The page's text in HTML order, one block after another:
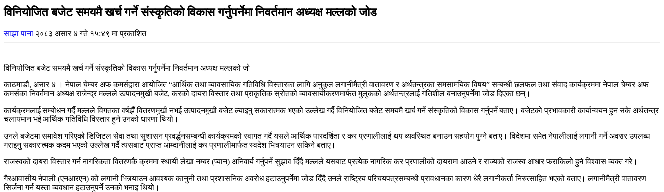
विनियोजित बजेट समयमै खर्च गर्ने संस्कृतिको विकास गर्नुपर्नेमा निवर्तमान अध्यक्ष मल्लको जोड
साझा पाना २०८३ असार ४ गते १५:४९ मा प्रकाशित
विनियोजित बजेट समयमै खर्च गर्ने संस्कृतिको विकास गर्नुपर्नेमा निवर्तमान अध्यक्ष मल्लको जो
काठमाडौं, असार ४ । नेपाल चेम्बर अफ कमर्सद्वारा आयोजित “आर्थिक तथा व्यावसायिक गतिविधि विस्तारका लागि अनुकूल लगानीमैत्री वातावरण र अर्थतन्त्रका समसामयिक विषय” सम्बन्धी छलफल तथा संवाद कार्यक्रममा नेपाल चेम्बर अफ
कमर्सका निवर्तमान अध्यक्ष राजेन्द्र मल्लले उत्पादनमुखी बजेट, करको दायरा विस्तार तथा प्राकृतिक स्रोतको व्यावसायीकरणमार्फत मुलुकको अर्थतन्त्रलाई गतिशील बनाउनुपर्नेमा जोड दिएका छन्।
कार्यक्रमलाई सम्बोधन गर्दै मल्लले विगतका वर्षझैँ वितरणमुखी नभई उत्पादनमुखी बजेट ल्याइनु सकारात्मक भएको उल्लेख गर्दै विनियोजित बजेट समयमै खर्च गर्ने संस्कृतिको विकास गर्नुपर्ने बताए। बजेटको प्रभावकारी कार्यान्वयन हुन सके अर्थतन्त्र
चलायमान भई आर्थिक गतिविधि विस्तार हुने उनको धारणा थियो।
उनले बजेटमा समावेश गरिएको डिजिटल सेवा तथा सुशासन प्रवर्द्धनसम्बन्धी कार्यक्रमको स्वागत गर्दै यसले आर्थिक पारदर्शिता र कर प्रणालीलाई थप व्यवस्थित बनाउन सहयोग पुग्ने बताए। विदेशमा समेत नेपालीलाई लगानी गर्ने अवसर उपलब्ध
गराइनु सकारात्मक कदम भएको उल्लेख गर्दै त्यसबाट प्राप्त आम्दानीलाई कर प्रणालीमार्फत स्वदेश भित्र्याउन सकिने बताए।
राजस्वको दायरा विस्तार गर्न नागरिकता वितरणकै क्रममा स्थायी लेखा नम्बर (प्यान) अनिवार्य गर्नुपर्ने सुझाव दिँदै मल्लले यसबाट प्रत्येक नागरिक कर प्रणालीको दायरामा आउने र राज्यको राजस्व आधार फराकिलो हुने विश्वास व्यक्त गरे।
गैरआवासीय नेपाली (एनआरएन) को लगानी भित्र्याउन आवश्यक कानुनी तथा प्रशासनिक अवरोध हटाउनुपर्नेमा जोड दिँदै उनले राष्ट्रिय परिचयपत्रसम्बन्धी प्रावधानका कारण धेरै लगानीकर्ता निरुत्साहित भएको बताए। लगानीमैत्री वातावरण
सिर्जना गर्न यस्ता व्यवधान हटाउनुपर्ने उनको भनाइ थियो।